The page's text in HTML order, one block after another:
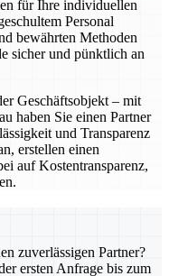
für Ihre individuellen
Personal
bewährten Methoden
sicher und pünktlich an
Geschäftsobjekt – mit
haben Sie einen Partner
und Transparenz
erstellen einen
auf Kostentransparenz,
zuverlässigen Partner?
ersten Anfrage bis zum